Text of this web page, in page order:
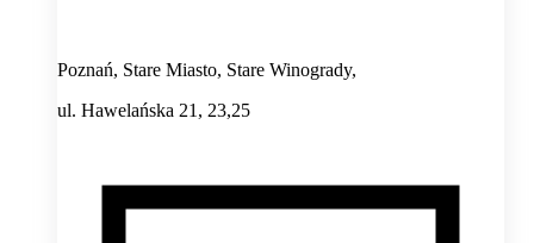
Poznań, Stare Miasto, Stare Winogrady,
ul. Hawelańska 21, 23,25